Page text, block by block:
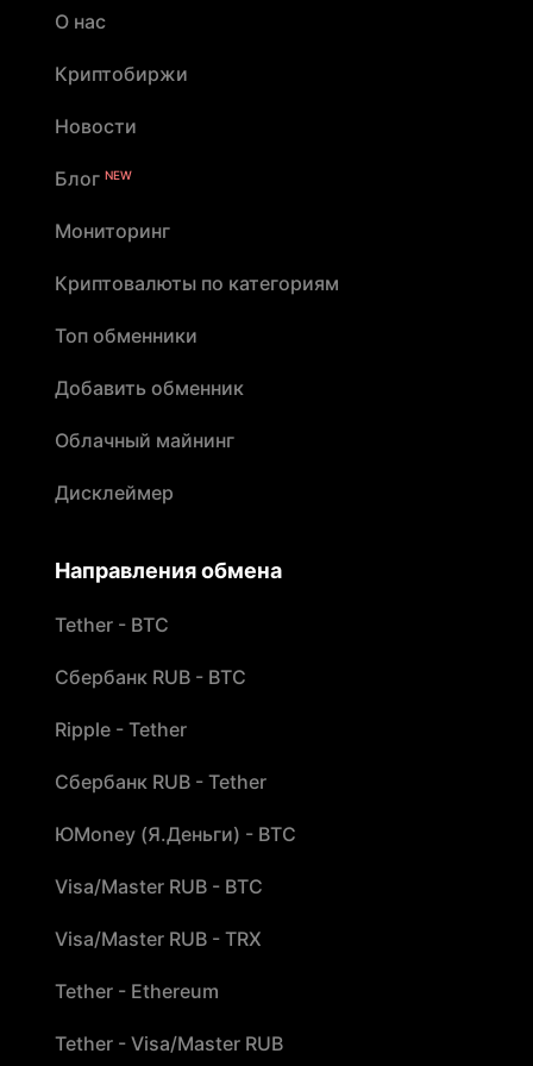
О нас
Криптобиржи
Новости
Блог NEW
Мониторинг
Криптовалюты по категориям
Топ обменники
Добавить обменник
Облачный майнинг
Дисклеймер
Направления обмена
Tether - BTC
Сбербанк RUB - BTC
Ripple - Tether
Сбербанк RUB - Tether
ЮMoney (Я.Деньги) - BTC
Visa/Master RUB - BTC
Visa/Master RUB - TRX
Tether - Ethereum
Tether - Visa/Master RUB